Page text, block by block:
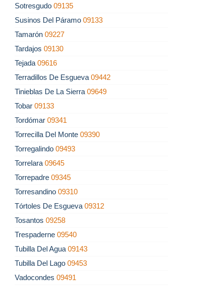
Sotresgudo 09135
Susinos Del Páramo 09133
Tamarón 09227
Tardajos 09130
Tejada 09616
Terradillos De Esgueva 09442
Tinieblas De La Sierra 09649
Tobar 09133
Tordómar 09341
Torrecilla Del Monte 09390
Torregalindo 09493
Torrelara 09645
Torrepadre 09345
Torresandino 09310
Tórtoles De Esgueva 09312
Tosantos 09258
Trespaderne 09540
Tubilla Del Agua 09143
Tubilla Del Lago 09453
Vadocondes 09491